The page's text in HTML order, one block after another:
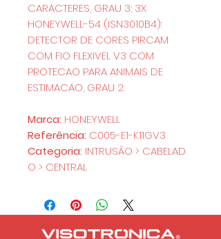
CARACTERES, GRAU 3; 3X
HONEYWELL-54 (ISN3010B4):
DETECTOR DE CORES PIRCAM
COM FIO FLEXIVEL V3 COM
PROTECAO PARA ANIMAIS DE
ESTIMACAO, GRAU 2.
Marca: HONEYWELL
Referência: C005-E1-K11GV3
Categoria: INTRUSÃO > CABELAD
O > CENTRAL